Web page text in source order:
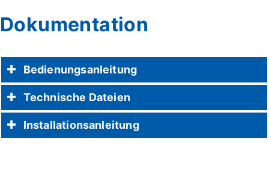
Dokumentation
Bedienungsanleitung
Technische Dateien
Installationsanleitung